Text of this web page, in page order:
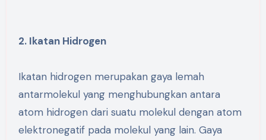
2. Ikatan Hidrogen
Ikatan hidrogen merupakan gaya lemah
antarmolekul yang menghubungkan antara
atom hidrogen dari suatu molekul dengan atom
elektronegatif pada molekul yang lain. Gaya